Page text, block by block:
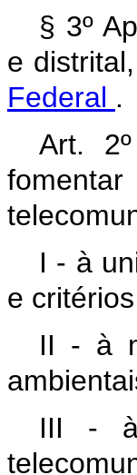
§ 3º
e
Federal .
Art. 2º
I - à
e
II - à
III - à